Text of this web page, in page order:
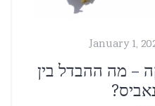
January 1,
– מה ההבדל בין